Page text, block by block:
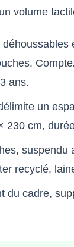
volume
ans.
un
230 cm,
suspendu
recyclé,
cadre,